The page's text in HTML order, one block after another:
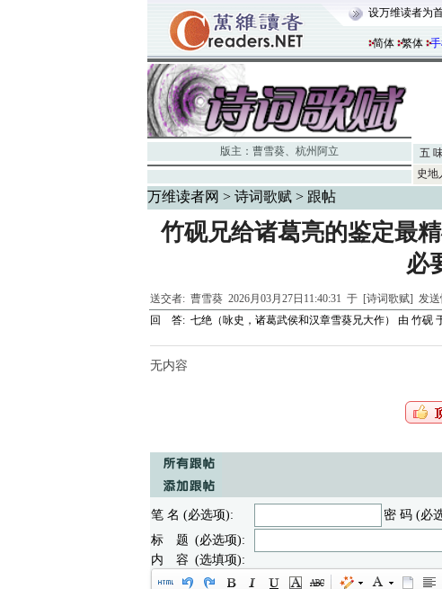
设万维读者为
简体 繁体
版主： 曹雪葵、 杭州阿立 五
史地
万维读者网 > 诗词歌赋> 跟帖
竹砚兄给诸葛亮的鉴定最
必
送交者: 曹雪葵2026月03月27日11:40:31 于 [诗词歌赋] 发
回 答: 七绝（咏史，诸葛武侯和汉章雪葵兄大作） 由 竹砚
无内容
笔 名 (必选项): 密 码 (必
标 题 (必选项):
内 容 (选填项):